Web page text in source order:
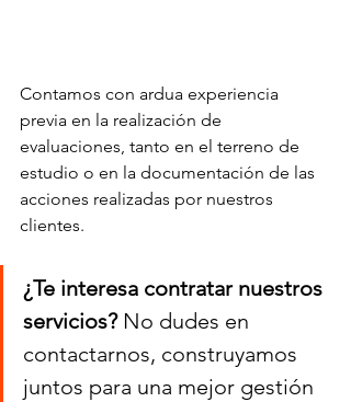
Contamos con ardua experiencia
previa en la realización de
evaluaciones, tanto en el terreno de
estudio o en la documentación de las
acciones realizadas por nuestros
clientes.
¿Te interesa contratar nuestros
servicios? No dudes en
contactarnos, construyamos
juntos para una mejor gestión